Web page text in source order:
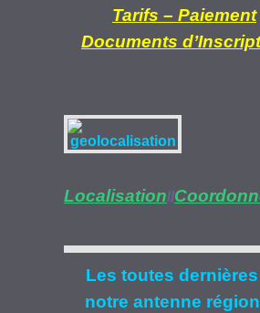
Tarifs – Paiement
Documents d’
Localisation//
Les toutes
notre antenne